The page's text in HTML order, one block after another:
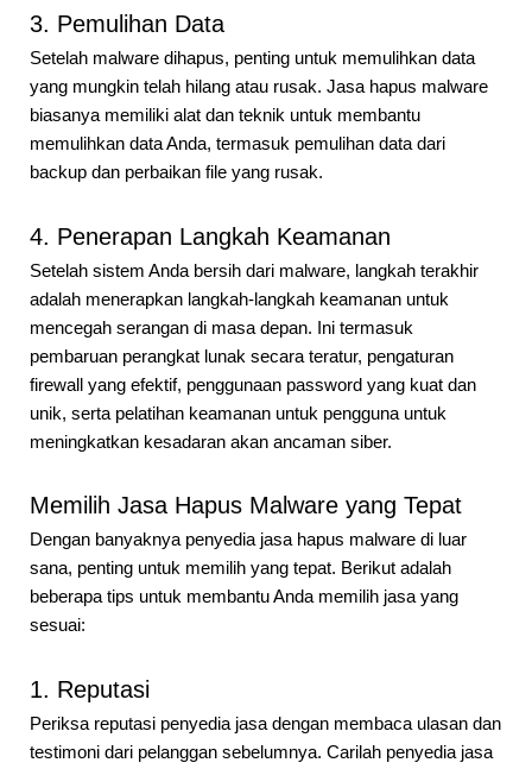
3. Pemulihan Data
Setelah malware dihapus, penting untuk memulihkan data
yang mungkin telah hilang atau rusak. Jasa hapus malware
biasanya memiliki alat dan teknik untuk membantu
memulihkan data Anda, termasuk pemulihan data dari
backup dan perbaikan file yang rusak.
4. Penerapan Langkah Keamanan
Setelah sistem Anda bersih dari malware, langkah terakhir
adalah menerapkan langkah-langkah keamanan untuk
mencegah serangan di masa depan. Ini termasuk
pembaruan perangkat lunak secara teratur, pengaturan
firewall yang efektif, penggunaan password yang kuat dan
unik, serta pelatihan keamanan untuk pengguna untuk
meningkatkan kesadaran akan ancaman siber.
Memilih Jasa Hapus Malware yang Tepat
Dengan banyaknya penyedia jasa hapus malware di luar
sana, penting untuk memilih yang tepat. Berikut adalah
beberapa tips untuk membantu Anda memilih jasa yang
sesuai:
1. Reputasi
Periksa reputasi penyedia jasa dengan membaca ulasan dan
testimoni dari pelanggan sebelumnya. Carilah penyedia jasa